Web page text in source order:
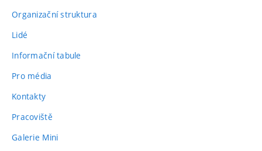
Organizační struktura
Lidé
Informační tabule
Pro média
Kontakty
Pracoviště
Galerie Mini